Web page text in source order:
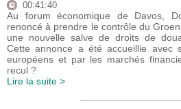
00:41:40
Au forum économique de Davos,
renoncé à prendre le contrôle du
une nouvelle salve de droits de
Cette annonce a été accueillie avec
européens et par les marchés
recul ?
Lire la suite >